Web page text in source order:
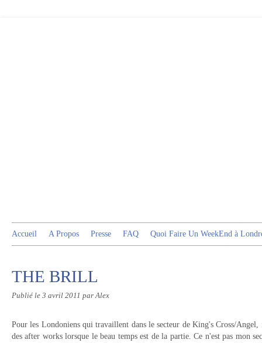
Accueil A Propos Presse FAQ Quoi Faire Un WeekEnd à
THE BRILL
Publié le 3 avril 2011 par Alex
Pour les Londoniens qui travaillent dans le secteur de King's Cross/
des after works lorsque le beau temps est de la partie. Ce n'est pas mon